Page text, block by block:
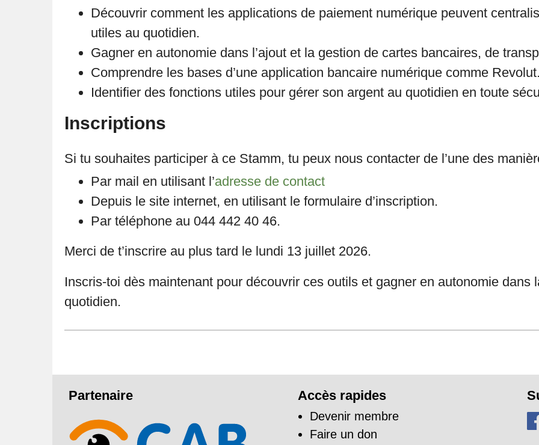
Découvrir comment les applications de paiement numérique peuvent
utiles au quotidien.
Gagner en autonomie dans l’ajout et la gestion de cartes bancaires, de
Comprendre les bases d’une application bancaire numérique comme Revolut.
Identifier des fonctions utiles pour gérer son argent au quotidien en toute
Inscriptions
Si tu souhaites participer à ce Stamm, tu peux nous contacter de l’une des
Par mail en utilisant l’adresse de contact
Depuis le site internet, en utilisant le formulaire d’inscription.
Par téléphone au 044 442 40 46.
Merci de t’inscrire au plus tard le lundi 13 juillet 2026.
Inscris-toi dès maintenant pour découvrir ces outils et gagner en autonomie dans
quotidien.
Accès rapides
Devenir membre
Faire un don
Partenaire